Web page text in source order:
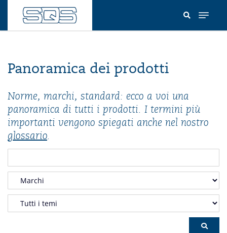
contenuto
Panoramica dei prodotti
Norme, marchi, standard: ecco a voi una
panoramica di tutti i prodotti. I termini più
importanti vengono spiegati anche nel nostro
glossario.